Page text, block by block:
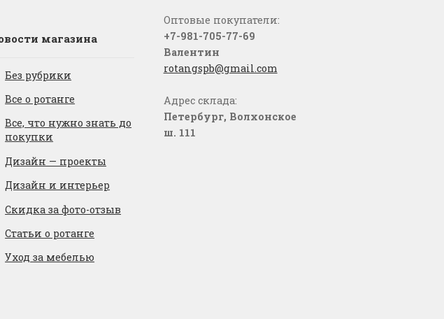
магазина
Без рубрики
Все о ротанге
Все, что нужно знать до
покупки
Дизайн — проекты
Дизайн и интерьер
Скидка за фото-отзыв
Статьи о ротанге
Уход за мебелью
Оптовые покупатели:
+7-981-705-77-69
Валентин
rotangspb@gmail.com
Адрес склада:
Петербург, Волхонское
ш. 111